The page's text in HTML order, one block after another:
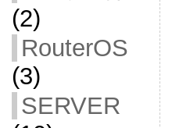
(2)
RouterOS
(3)
SERVER